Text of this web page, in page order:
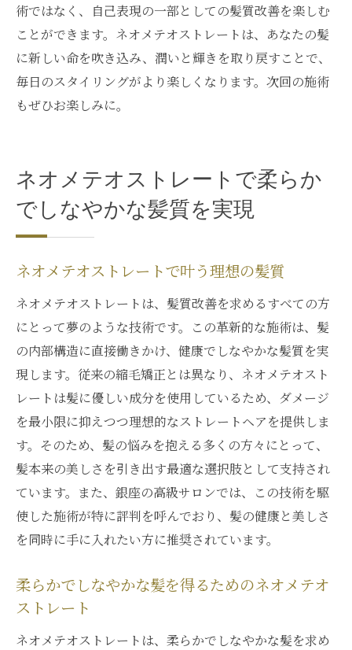
る方法
髪の悩みに応える銀座のネオメテオストレート
体験
髪の悩みを解決するネオメテオストレート
のアプローチ
する悩み
髪の悩みに特化したネオメテオストレート
体験談
髪質改善で悩むあなたに銀座のネオメテオ
ストレート
銀座のネオメテオストレート施術がもたら
す解決策
術ではなく、自己表現の一部としての髪質改善を楽しむ
ことができます。ネオメテオストレートは、あなたの髪
に新しい命を吹き込み、潤いと輝きを取り戻すことで、
毎日のスタイリングがより楽しくなります。次回の施術
もぜひお楽しみに。
ネオメテオストレートで柔らか
でしなやかな髪質を実現
ネオメテオストレートで叶う理想の髪質
ネオメテオストレートは、髪質改善を求めるすべての方
にとって夢のような技術です。この革新的な施術は、髪
の内部構造に直接働きかけ、健康でしなやかな髪質を実
現します。従来の縮毛矯正とは異なり、ネオメテオスト
レートは髪に優しい成分を使用しているため、ダメージ
を最小限に抑えつつ理想的なストレートヘアを提供しま
す。そのため、髪の悩みを抱える多くの方々にとって、
髪本来の美しさを引き出す最適な選択肢として支持され
ています。また、銀座の高級サロンでは、この技術を駆
使した施術が特に評判を呼んでおり、髪の健康と美しさ
を同時に手に入れたい方に推奨されています。
柔らかでしなやかな髪を得るためのネオメテオ
ストレート
ネオメテオストレートは、柔らかでしなやかな髪を求め